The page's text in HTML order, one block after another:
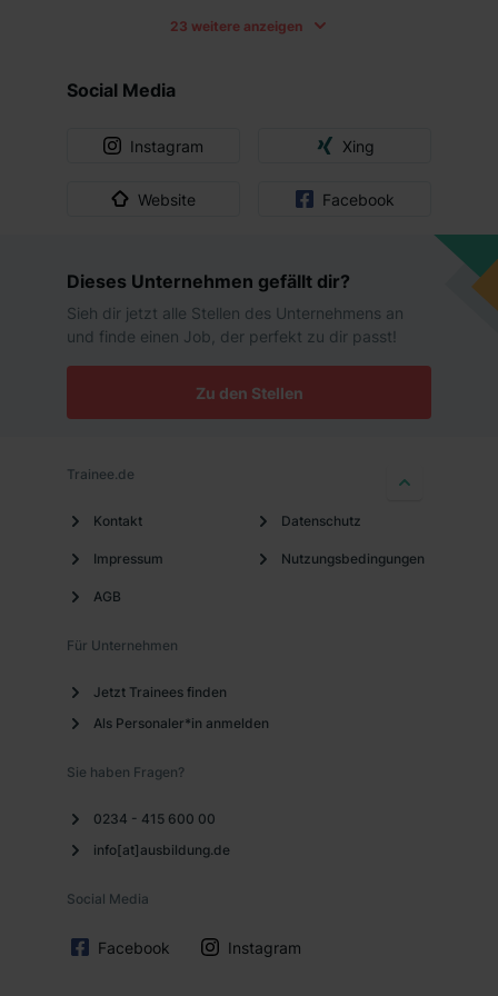
dem Punkt „Datenschutz-Einstellungen“ widerrufen.
du durch Klick auf „Details zeigen“. Weitere
Eigener Arbeitsplatz
Gute Anbindung
Kennenlernen verschiedener Bereiche
Kinderbetreuung
Mentoring
Mitarbeiterevents
Mitarbeiterhandy
Mitarbeiterrabatte
Mitarbeiterticket
23 weitere anzeigen
Social Media
Instagram Xing
Website Facebook
Dieses Unternehmen gefällt dir?
Sieh dir jetzt alle Stellen des Unternehmens an
und finde einen Job, der perfekt zu dir passt!
Zu den Stellen
Trainee.de
Kontakt
Impressum
AGB
Datenschutz
Nutzungsbedingungen
Für Unternehmen
Jetzt Trainees finden
Als Personaler*in anmelden
Sie haben Fragen?
0234 - 415 600 00
info[at]ausbildung.de
Social Media
Facebook Instagram